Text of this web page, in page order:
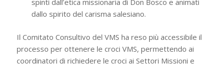
dallo spirito del carisma salesiano.
Il Comitato Consultivo del VMS ha reso più accessibile il
processo per ottenere le croci VMS, permettendo ai
coordinatori di richiedere le croci ai Settori Missioni e